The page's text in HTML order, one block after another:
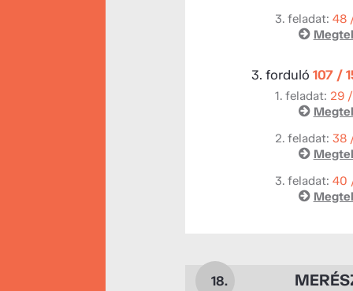
3. feladat: 48
3. forduló 107 /
1. feladat: 29
2. feladat: 38
3. feladat: 40
18.